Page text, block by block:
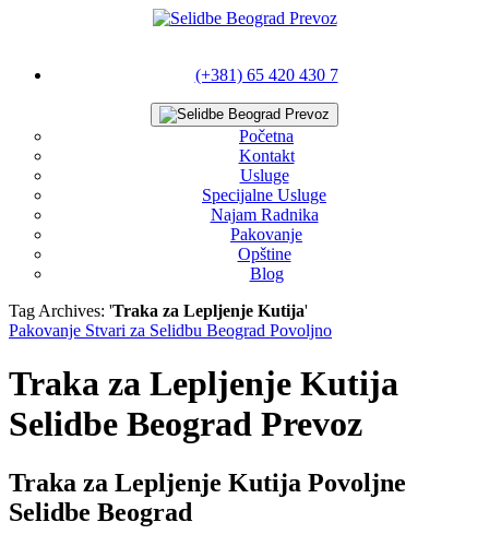
(+381) 65 420 430 7
Početna
Kontakt
Usluge
Specijalne Usluge
Najam Radnika
Pakovanje
Opštine
Blog
Tag Archives: 'Traka za Lepljenje Kutija'
Pakovanje Stvari za Selidbu Beograd Povoljno
Traka za Lepljenje Kutija
Selidbe Beograd Prevoz
Traka za Lepljenje Kutija Povoljne
Selidbe Beograd